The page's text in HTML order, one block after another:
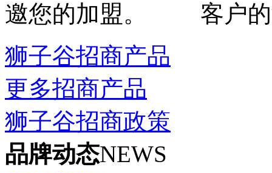
邀您的加盟。 客户的
狮子谷招商产品
更多招商产品
狮子谷招商政策
品牌动态NEWS